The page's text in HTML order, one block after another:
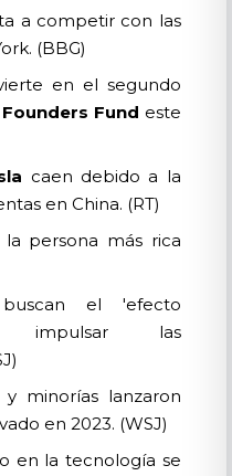
a competir con las
(BBG)
en el segundo
Founders Fund este
caen debido a la
en China. (RT)
persona más rica
buscan el 'efecto
impulsar las
minorías lanzaron
en 2023. (WSJ)
en la tecnología se